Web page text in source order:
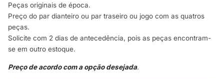
Peças originais de época.
Preço do par dianteiro ou par traseiro ou jogo com as quatros
peças.
Solicite com 2 dias de antecedência, pois as peças encontram-
se em outro estoque.
Preço de acordo com a opção desejada.